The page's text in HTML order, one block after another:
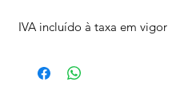
IVA incluído à taxa em vigor